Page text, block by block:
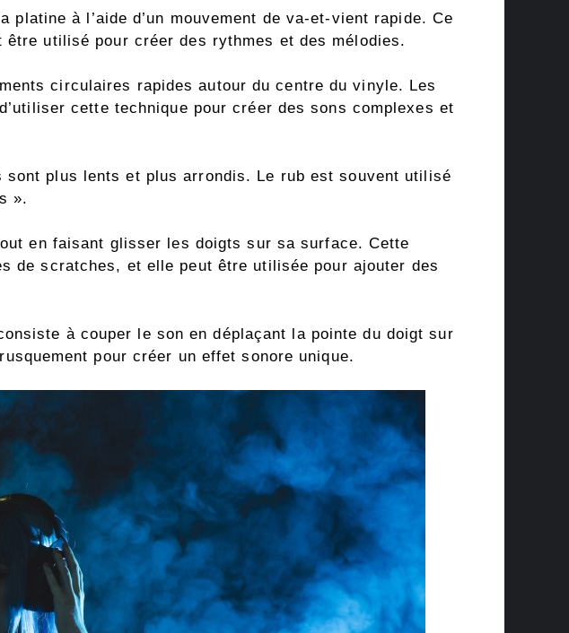
à l’aide d’un mouvement de va-et-vient rapide. Ce
utilisé pour créer des rythmes et des mélodies.
circulaires rapides autour du centre du vinyle. Les
cette technique pour créer des sons complexes et
plus lents et plus arrondis. Le rub est souvent utilisé
».
en faisant glisser les doigts sur sa surface. Cette
de scratches, et elle peut être utilisée pour ajouter des
à couper le son en déplaçant la pointe du doigt sur
pour créer un effet sonore unique.